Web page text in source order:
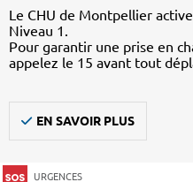
Le CHU de Montpellier
Niveau 1.
Pour garantir une prise en
appelez le 15 avant tout
EN SAVOIR PLUS
URGENCES